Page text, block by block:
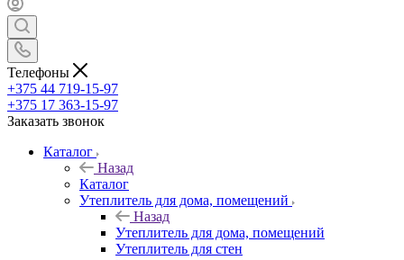
Телефоны
+375 44 719-15-97
+375 17 363-15-97
Заказать звонок
Каталог
Назад
Каталог
Утеплитель для дома, помещений
Назад
Утеплитель для дома, помещений
Утеплитель для стен